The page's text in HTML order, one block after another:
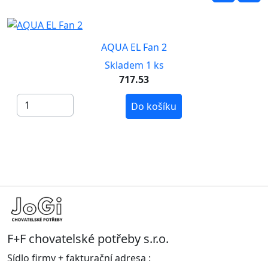
AQUA EL Fan 2
Skladem 1 ks
717.53
Do košíku
F+F chovatelské potřeby s.r.o.
Sídlo firmy + fakturační adresa :